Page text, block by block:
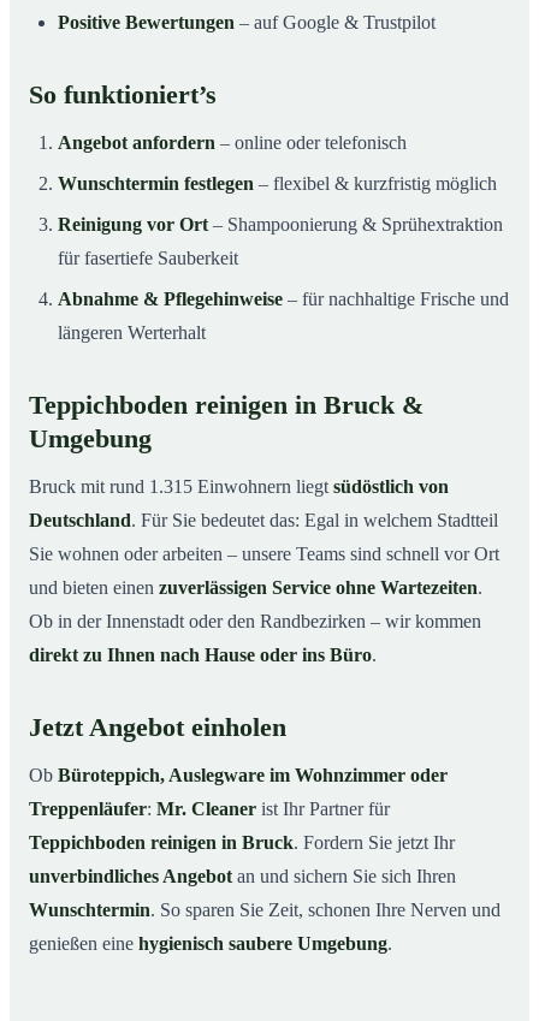
Positive Bewertungen – auf Google & Trustpilot
So funktioniert’s
Angebot anfordern – online oder telefonisch
Wunschtermin festlegen – flexibel & kurzfristig möglich
Reinigung vor Ort – Shampoonierung & Sprühextraktion
für fasertiefe Sauberkeit
Abnahme & Pflegehinweise – für nachhaltige Frische und
längeren Werterhalt
Teppichboden reinigen in Bruck &
Umgebung
Bruck mit rund 1.315 Einwohnern liegt südöstlich von
Deutschland. Für Sie bedeutet das: Egal in welchem Stadtteil
Sie wohnen oder arbeiten – unsere Teams sind schnell vor Ort
und bieten einen zuverlässigen Service ohne Wartezeiten.
Ob in der Innenstadt oder den Randbezirken – wir kommen
direkt zu Ihnen nach Hause oder ins Büro.
Jetzt Angebot einholen
Ob Büroteppich, Auslegware im Wohnzimmer oder
Treppenläufer: Mr. Cleaner ist Ihr Partner für
Teppichboden reinigen in Bruck. Fordern Sie jetzt Ihr
unverbindliches Angebot an und sichern Sie sich Ihren
Wunschtermin. So sparen Sie Zeit, schonen Ihre Nerven und
genießen eine hygienisch saubere Umgebung.